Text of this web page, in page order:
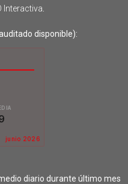
Interactiva
disponible):
diario durante último mes